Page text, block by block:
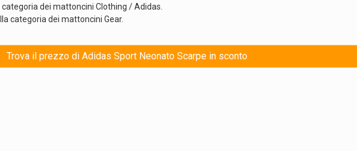
dei mattoncini Clothing / Adidas.
categoria dei mattoncini Gear.
Trova il prezzo di Adidas Sport Neonato Scarpe in sconto